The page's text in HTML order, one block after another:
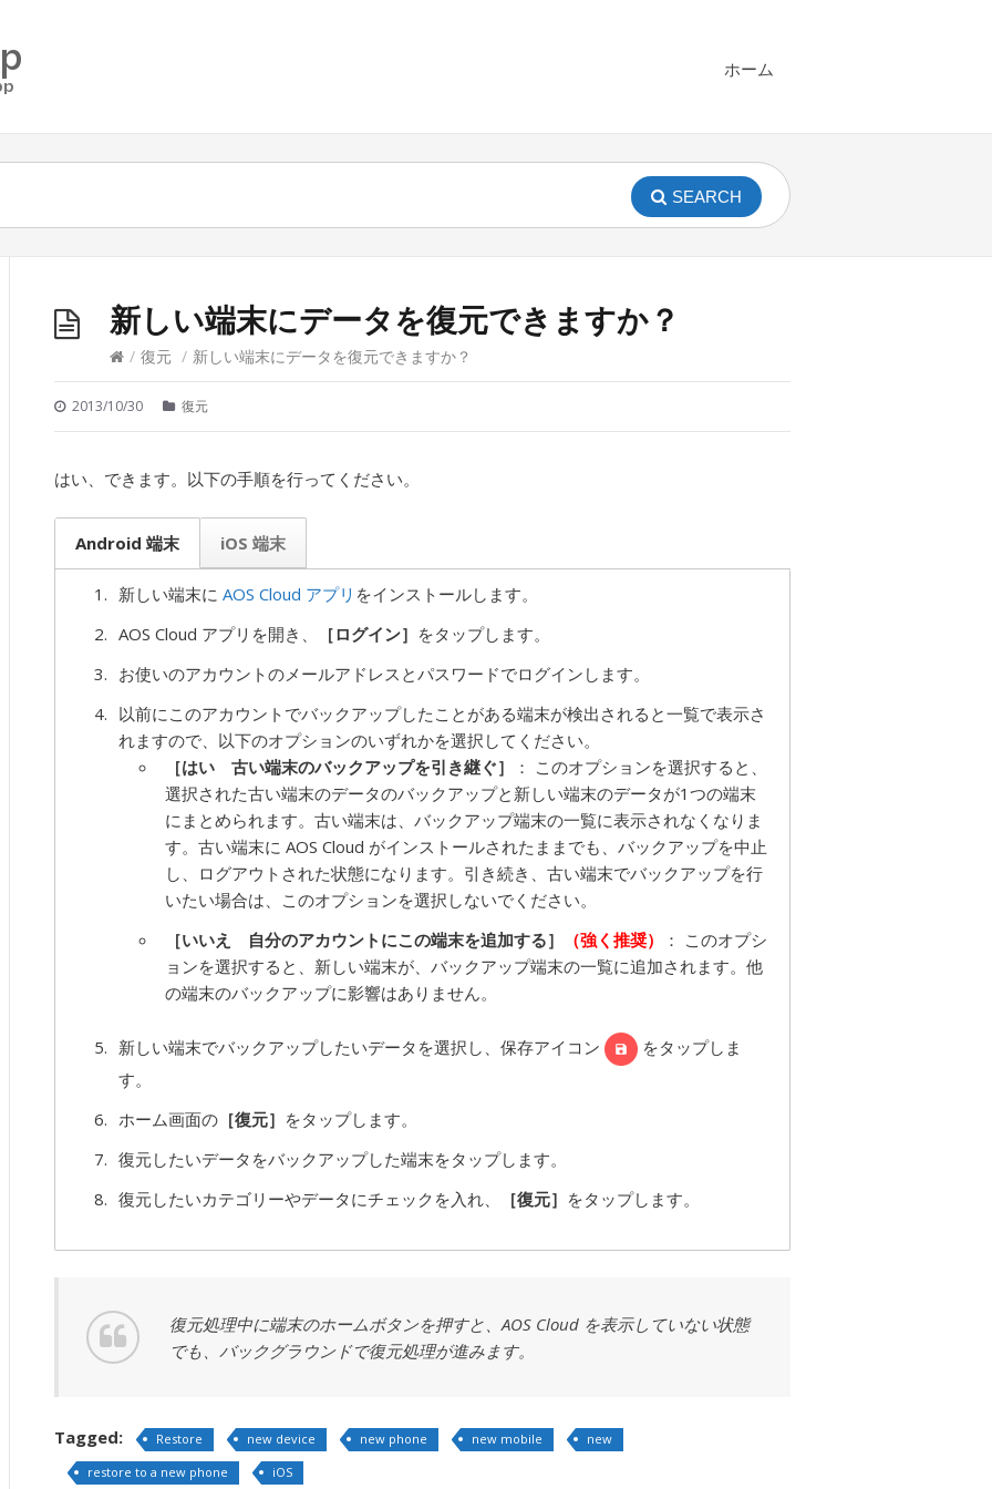
ホーム
SEARCH
新しい端末にデータを復元できますか？
/ 復元 / 新しい端末にデータを復元できますか？
2013/10/30 復元
はい、できます。以下の手順を行ってください。
Android 端末 iOS 端末
新しい端末にAOS Cloud アプリ をインストールします。
AOS Cloud アプリを開き、
［ログイン］ をタップします。
お使いのアカウントのメールアドレスとパスワードでログインします。
以前にこのアカウントでバックアップしたことがある端末が検出されると一覧で表示さ
れますので、以下のオプションのいずれかを選択してください。
［はい 古い端末のバックアップを引き継ぐ］
： このオプションを選択すると、
選択された古い端末のデータのバックアップと新しい端末のデータが1つの端末
にまとめられます。古い端末は、バックアップ端末の一覧に表示されなくなりま
す。古い端末に AOS Cloud がインストールされたままでも、バックアップを中止
し、ログアウトされた状態になります。引き続き、古い端末でバックアップを行
いたい場合は、このオプションを選択しないでください。
［いいえ 自分のアカウントにこの端末を追加する］
（強く推奨）
： このオプシ
ョンを選択すると、新しい端末が、バックアップ端末の一覧に追加されます。他
の端末のバックアップに影響はありません。
新しい端末でバックアップしたいデータを選択し、保存アイコン
をタップしま
す。
ホーム画面の ［復元］ をタップします。
復元したいデータをバックアップした端末をタップします。
復元したいカテゴリーやデータにチェックを入れ、
［復元］ をタップします。
復元処理中に端末のホームボタンを押すと、AOS Cloud を表示していない状態
でも、バックグラウンドで復元処理が進みます。
Tagged: Restore new device new phone new mobile
new
restore to a new phone
iOS